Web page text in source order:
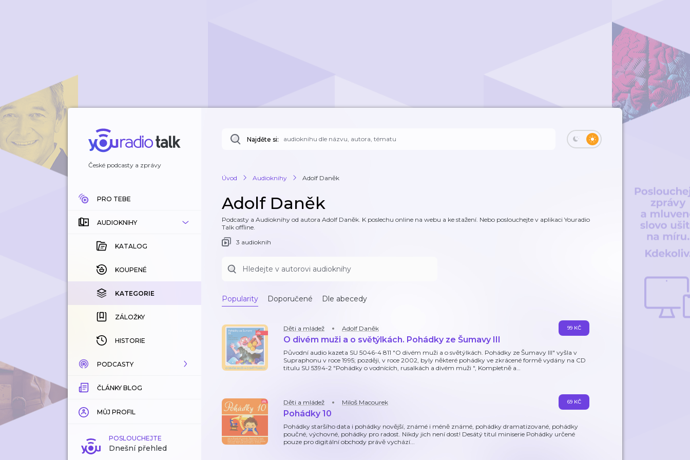
České podcasty a zprávy
PRO TEBE
AUDIOKNIHY
KATALOG
KOUPENÉ
KATEGORIE
ZÁLOŽKY
HISTORIE
PODCASTY
KATALOG
KATEGORIE
ZÁLOŽKY
ČLÁNKY BLOG
MŮJ PROFIL
POSLOUCHEJTE
Dnešní přehled
Najděte si:
Úvod Audioknihy Adolf Daněk
Adolf Daněk
Podcasty a Audioknihy od autora Adolf Daněk. K poslechu online na webu a ke stažení. Nebo poslouchejte v aplikaci Youradio
Talk offline.
3 audioknih
Popularity Doporučené Dle abecedy
Děti a mládež Adolf Daněk
O divém muži a o světýlkách. Pohádky ze Šumavy III
Původní audio kazeta SU 5046-4 811 "O divém muži a o světýlkách. Pohádky ze Šumavy III" vyšla v
Supraphonu v roce 1995; později, v roce 2002, byly některé pohádky ve zkrácené formě vydány na CD
titulu SU 5394-2 "Pohádky o vodnících, rusalkách a divém muži ", Kompletně a…
99 KČ
Děti a mládež Miloš Macourek
Pohádky 10
Pohádky staršího data i pohádky novější, známé i méně známé, pohádky dramatizované, pohádky
poučné, výchovné, pohádky pro radost. Nikdy jich není dost! Desátý titul miniserie Pohádky určené
pouze pro digitální obchody právě vychází...
69 KČ